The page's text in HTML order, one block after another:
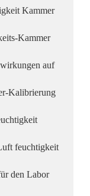
Kammer
Kammer
auf
Kalibrierung
feuchtigkeit
den Labor